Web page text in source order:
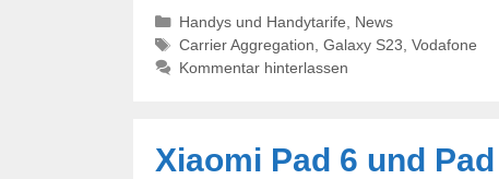
Kategorien
Handys und Handytarife
News
Schlagwörter
Carrier Aggregation Galaxy S23 Vodafone
Kommentar hinterlassen
Xiaomi Pad 6 und